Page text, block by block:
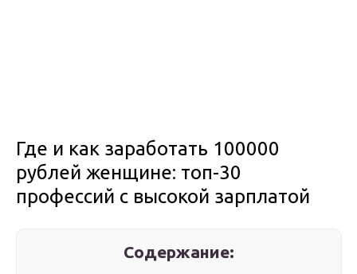
Где и как заработать 100000
рублей женщине: топ-30
профессий с высокой зарплатой
Содержание: